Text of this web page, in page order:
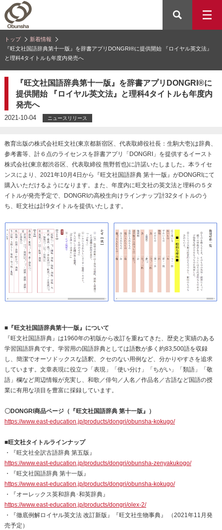
トップ
新着情報
『旺文社国語辞典第十一版』を辞書アプリDONGRI®に提供開始 『ロイヤル英文法』
と理科4タイトルも年度内発売へ
『旺文社国語辞典第十一版』を辞書アプリDONGRI®に
提供開始 『ロイヤル英文法』と理科4タイトルも年度内
発売へ
2021-10-04 ニュースリリース
教育出版の株式会社旺文社(東京都新宿区、代表取締役社長：生駒大壱)は辞典、
参考書等、計６点のライセンスを辞書アプリ「DONGRI」を提供するイースト
株式会社(東京都渋谷区、代表取締役 熊野哲也)に許諾いたしました。本ライセ
ンスにより、2021年10月4日から『旺文社国語辞典 第十一版』がDONGRIにて
購入いただけるようになります。また、年度内に旺文社の英文法と理科の５タ
イトルが発売予定で、DONGRIの高校生向けラインナップ計32タイトルのう
ち、旺文社は計9タイトルを提供いたします。
■『旺文社国語辞典第十一版』について
『旺文社国語辞典』は1960年の初版から改訂を重ねてきた、歴史と実績のある
学習国語辞典です。学習用の国語辞典としては語数が多く約83,500語を収録
し、簡潔でオーソドックスな語釈、クセのない用例など、分かりやすさを追求
しています。文章表現に役立つ「表現」「使い分け」「ちがい」「類語」「敬
語」欄など周辺情報が充実し、和歌／俳句／人名／作品名／古語など国語の授
業に有用な項目を豊富に採録しています。
〇DONGRI商品ページ（『旺文社国語辞典 第十一版』）
https://www.east-education.jp/products/dongri/obunsha-kokugo/
■旺文社タイトルラインナップ
・『旺文社全訳古語辞典 第五版』
https://www.east-education.jp/products/dongri/obunsha-zenyakukogo/
・『旺文社国語辞典 第十一版』
https://www.east-education.jp/products/dongri/obunsha-kokugo/
・『オーレックス英和辞典･和英辞典』
https://www.east-education.jp/products/dongri/olex-2/
・『徹底例解ロイヤル英文法 改訂新版』『旺文社生物事典』 （2021年11月発
売予定）